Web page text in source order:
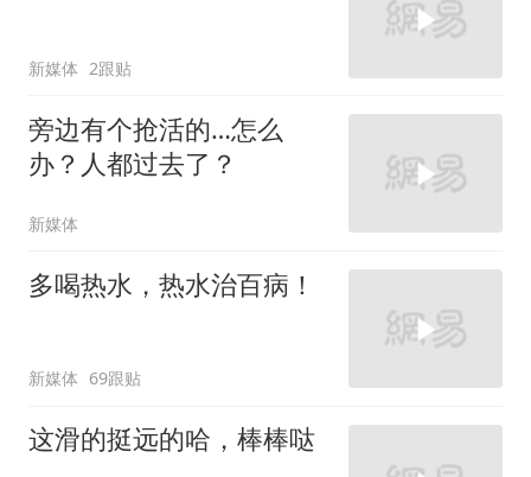
新媒体 2跟贴
旁边有个抢活的…怎么
办？人都过去了？
新媒体
多喝热水，热水治百病！
新媒体 69跟贴
这滑的挺远的哈，棒棒哒